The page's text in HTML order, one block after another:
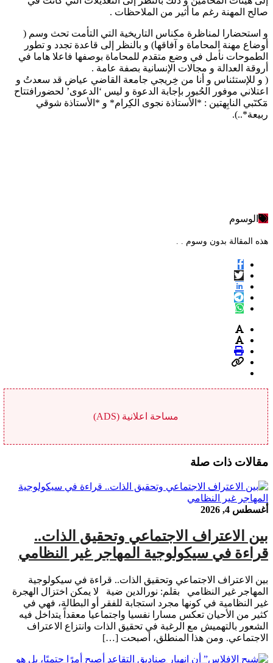
صالح المهنة رغم ما أثير من الملاحظات .
و استحضارا لمناظرة مكناس التاريخية التي التأمت تحث وسم (
أوضاع مهنة المحاماة و آفاقها) و بالنظر إلى قاعدة تجدد و تطور
الطموحات نأمل في وضع متقدم للمحاماة بوصفها فاعلا هاما في
أروقة العدالة و مجالات الإنسانية بصفة عامة .
( و للإستئناس و أنا من خِريجي جامعة القاضي عياض قد سعدتُ و
اعتلاني موفور الحُبور بإجابة الدعوة و ليس ‘الدعوى’ لحضورافتتاح
مٓكتٓبي النابِهتين : *الأستاذة نجوى الكِرام* و *الأستاذة شوقي
ربيعة*..).
الوسوم
هذه المقالة بدون وسوم . .
مساحة اعلانية (ADS)
مقالات ذات صلة
أغسطس 4, 2026
بين الاعتراف الاجتماعي وتحقيق الذات..
قراءة في سيكولوجية المهاجر غير النظامي
بين الاعتراف الاجتماعي وتحقيق الذات.. قراءة في سيكولوجية
المهاجر غير النظامي بقلم: نورالدين ضية لا يمكن اختزال الهجرة
غير النظامية في كونها مجرد استجابة للفقر أو البطالة، فهي في
كثير من الأحيان تعكس مسارا نفسيا واجتماعيا معقداً يتداخل فيه
الشعور بالتهميش مع الرغبة في تحقيق الذات وانتزاع الاعتراف
الاجتماعي. ومن هذا المنطلق، أصبحت […]